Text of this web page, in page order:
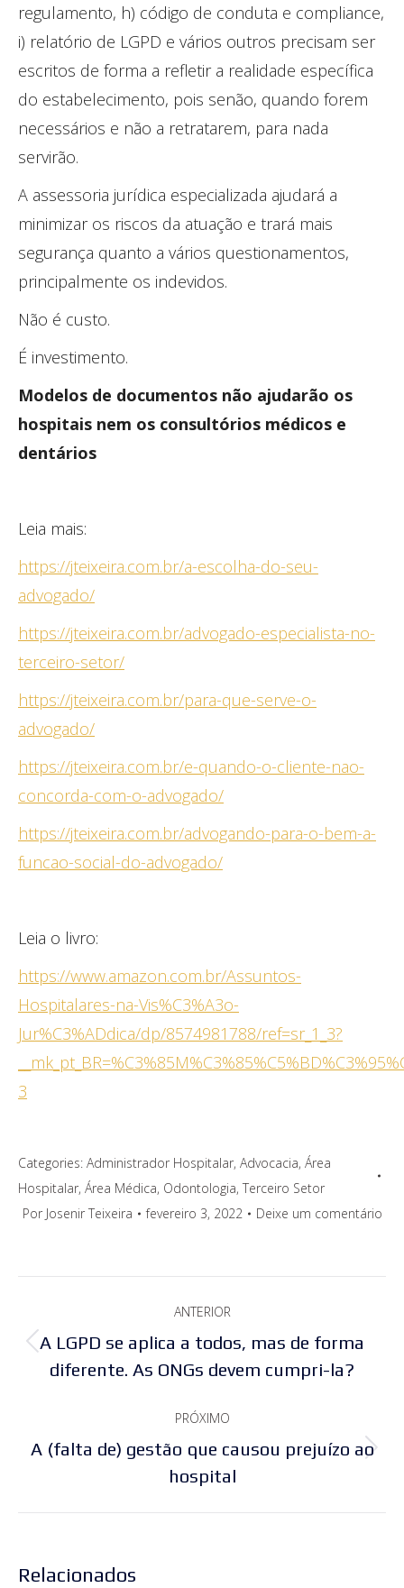
regulamento, h) código de conduta e compliance,
i) relatório de LGPD e vários outros precisam ser
escritos de forma a refletir a realidade específica
do estabelecimento, pois senão, quando forem
necessários e não a retratarem, para nada
servirão.
A assessoria jurídica especializada ajudará a
minimizar os riscos da atuação e trará mais
segurança quanto a vários questionamentos,
principalmente os indevidos.
Não é custo.
É investimento.
Modelos de documentos não ajudarão os
hospitais nem os consultórios médicos e
dentários
Leia mais:
https://jteixeira.com.br/a-escolha-do-seu-
advogado/
https://jteixeira.com.br/advogado-especialista-no-
terceiro-setor/
https://jteixeira.com.br/para-que-serve-o-
advogado/
https://jteixeira.com.br/e-quando-o-cliente-nao-
concorda-com-o-advogado/
https://jteixeira.com.br/advogando-para-o-bem-a-
funcao-social-do-advogado/
Leia o livro:
https://www.amazon.com.br/Assuntos-
Hospitalares-na-Vis%C3%A3o-
Jur%C3%ADdica/dp/8574981788/ref=sr_1_3?
3
Categories: Administrador Hospitalar, Advocacia, Área
Hospitalar, Área Médica, Odontologia, Terceiro Setor
Por Josenir Teixeira fevereiro 3, 2022 Deixe um comentário
de
post:
ANTERIOR
Post
anterior:
A LGPD se aplica a todos, mas de forma
diferente. As ONGs devem cumpri-la?
PRÓXIMO
Próximo
post:
A (falta de) gestão que causou prejuízo ao
hospital
Relacionados